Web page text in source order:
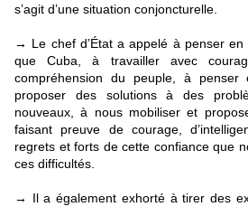
s’agit d’une situation conjoncturelle.
→ Le chef d’État a appelé à penser
que Cuba, à travailler avec
compréhension du peuple, à penser
proposer des solutions à des
nouveaux, à nous mobiliser et
faisant preuve de courage,
regrets et forts de cette confiance que
ces difficultés.
→ Il a également exhorté à tirer des